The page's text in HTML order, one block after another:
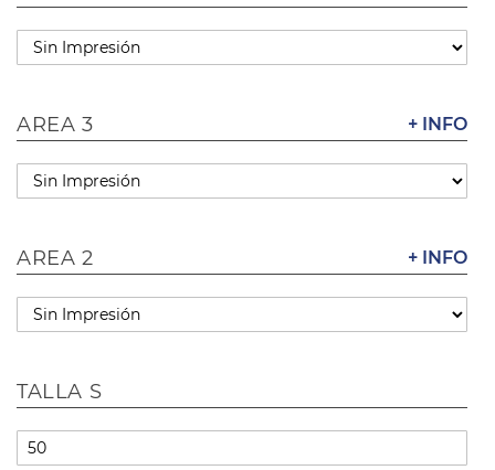
+ INFO
AREA 3
+ INFO
AREA 2
TALLA S